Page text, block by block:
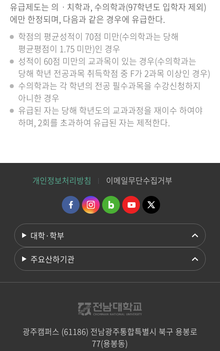
유급제도는 의ㆍ치학과, 수의학과(97학년도 입학자 제외)
에만 한정되며, 다음과 같은 경우에 유급한다.
학점의 평균성적이 70점 미만(수의학과는 당해
평균평점이 1.75 미만)인 경우
성적이 60점 미만의 교과목이 있는 경우(수의학과는
당해 학년 전공과목 취득학점 중 F가 2과목 이상인 경우)
수의학과는 각 학년의 전공 필수과목을 수강신청하지
아니한 경우
유급된 자는 당해 학년도의 교과과정을 재이수 하여야
하며, 2회를 초과하여 유급된 자는 제적한다.
개인정보처리방침 이메일무단수집거부
대학·학부
주요산하기관
광주캠퍼스 (61186) 전남광주통합특별시 북구 용봉로
77(용봉동)